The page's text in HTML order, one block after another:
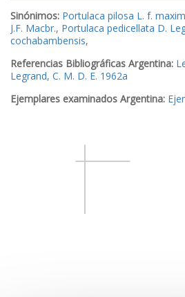
Sinónimos: Portulaca pilosa L. f.
J.F. Macbr., Portulaca pedicellata D.
cochabambensis,
Referencias Bibliográficas Argentina:
Legrand, C. M. D. E. 1962a
Ejemplares examinados Argentina: